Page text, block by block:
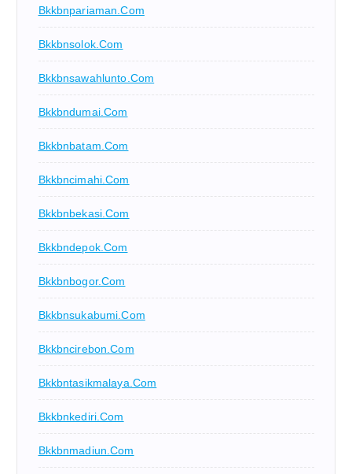
Bkkbnpariaman.com
Bkkbnsolok.com
Bkkbnsawahlunto.com
Bkkbndumai.com
Bkkbnbatam.com
Bkkbncimahi.com
Bkkbnbekasi.com
Bkkbndepok.com
Bkkbnbogor.com
Bkkbnsukabumi.com
Bkkbncirebon.com
Bkkbntasikmalaya.com
Bkkbnkediri.com
Bkkbnmadiun.com